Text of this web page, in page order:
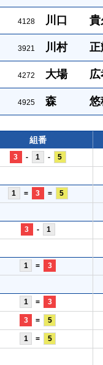
4128 川口 貴
3921 川村 正
4272 大場 広
4925 森 悠
組番
3 - 1 - 5
1 = 3 = 5
3 - 1
1 = 3
1 = 3
3 = 5
1 = 5